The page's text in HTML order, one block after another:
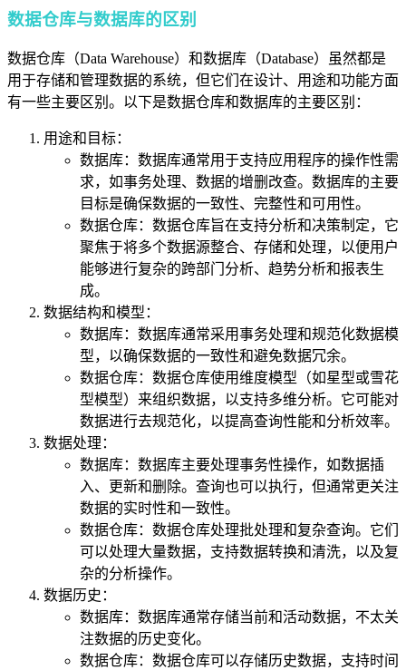
数据仓库与数据库的区别
数据仓库（Data Warehouse）和数据库（Database）虽然都是
用于存储和管理数据的系统，但它们在设计、用途和功能方面
有一些主要区别。以下是数据仓库和数据库的主要区别：
用途和目标：
数据库：数据库通常用于支持应用程序的操作性需
求，如事务处理、数据的增删改查。数据库的主要
目标是确保数据的一致性、完整性和可用性。
数据仓库：数据仓库旨在支持分析和决策制定，它
聚焦于将多个数据源整合、存储和处理，以便用户
能够进行复杂的跨部门分析、趋势分析和报表生
成。
数据结构和模型：
数据库：数据库通常采用事务处理和规范化数据模
型，以确保数据的一致性和避免数据冗余。
数据仓库：数据仓库使用维度模型（如星型或雪花
型模型）来组织数据，以支持多维分析。它可能对
数据进行去规范化，以提高查询性能和分析效率。
数据处理：
数据库：数据库主要处理事务性操作，如数据插
入、更新和删除。查询也可以执行，但通常更关注
数据的实时性和一致性。
数据仓库：数据仓库处理批处理和复杂查询。它们
可以处理大量数据，支持数据转换和清洗，以及复
杂的分析操作。
数据历史：
数据库：数据库通常存储当前和活动数据，不太关
注数据的历史变化。
数据仓库：数据仓库可以存储历史数据，支持时间